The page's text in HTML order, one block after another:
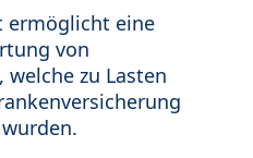
ermöglicht eine
von
zu Lasten